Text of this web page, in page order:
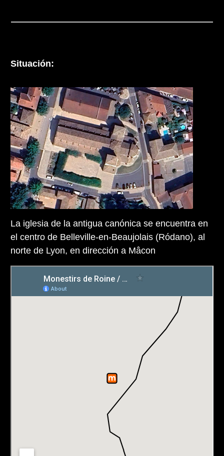
Situación:
La iglesia de la antigua canónica se encuentra en
el centro de Belleville-en-Beaujolais (Ródano), al
norte de Lyon, en dirección a Mâcon